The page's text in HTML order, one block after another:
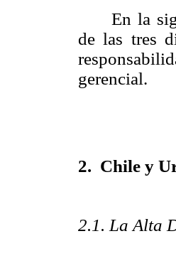
En la
de las tres
gerencial.
2. Chile y
2.1. La Alta